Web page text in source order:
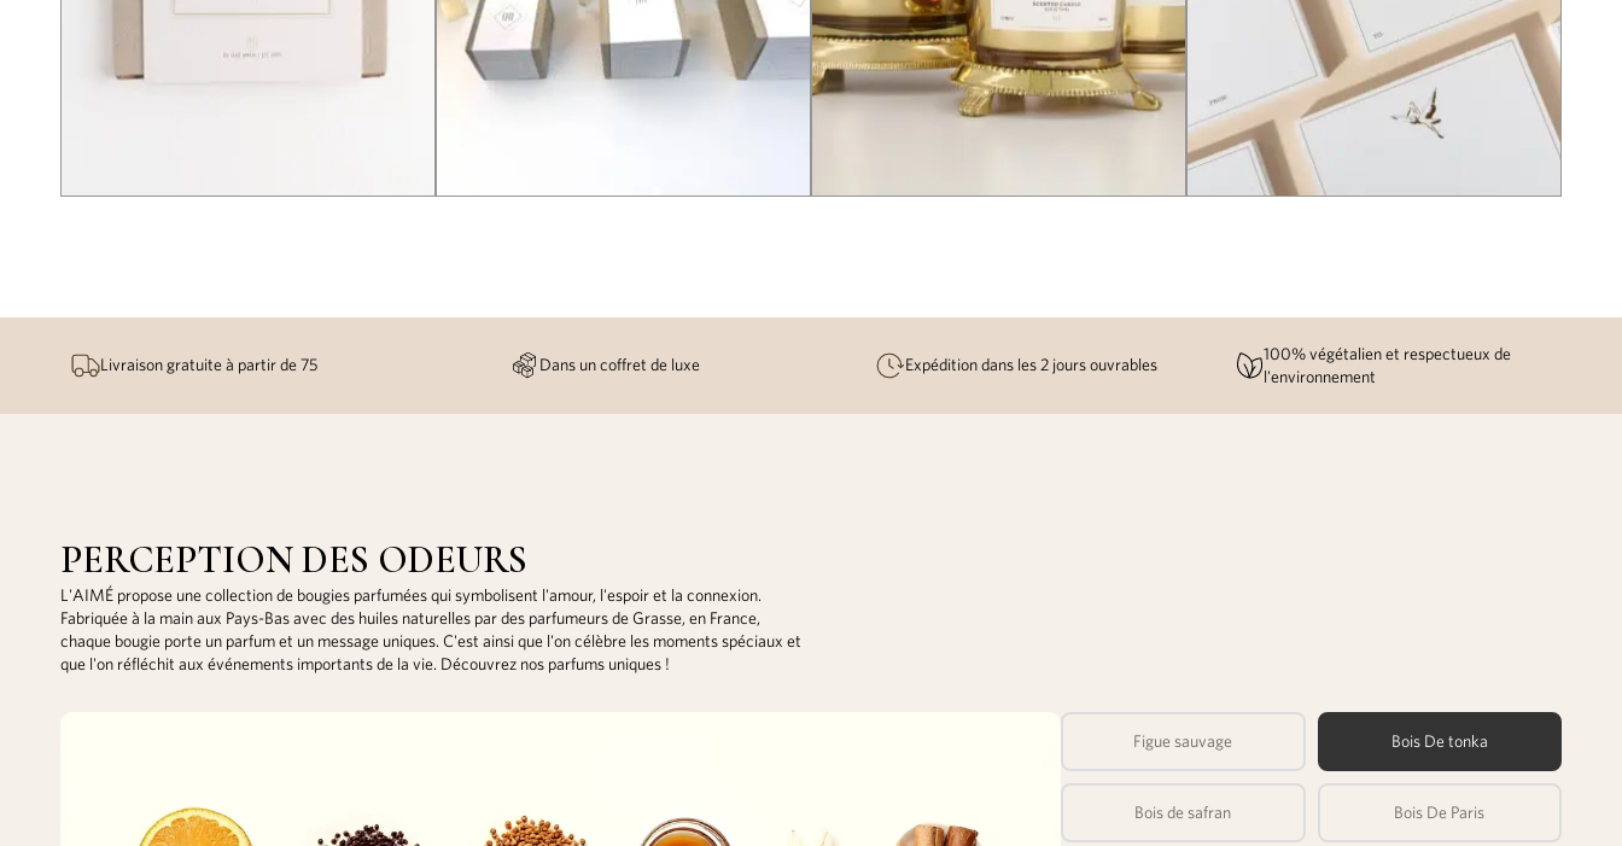
Livraison gratuite à partir de 75 Dans un coffret de luxe Expédition dans les 2 jours ouvrables
100% végétalien et respectueux de
l'environnement
PERCEPTION DES ODEURS
L'AIMÉ propose une collection de bougies parfumées qui symbolisent l'amour, l'espoir et la connexion.
Fabriquée à la main aux Pays-Bas avec des huiles naturelles par des parfumeurs de Grasse, en France,
chaque bougie porte un parfum et un message uniques. C'est ainsi que l'on célèbre les moments spéciaux et
que l'on réfléchit aux événements importants de la vie. Découvrez nos parfums uniques !
Figue sauvage Bois De tonka
Bois de safran Bois De Paris